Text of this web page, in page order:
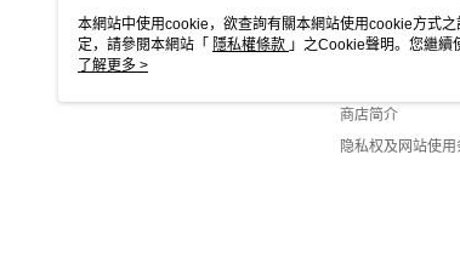
关于我们
商店简介
隐私权及网站使用
本網站中使用cookie，欲查詢有關本網站使用cookie方式
定，請參閱本網站「 隱私權條款 」之Cookie聲明。您繼
cookie。
了解更多 >